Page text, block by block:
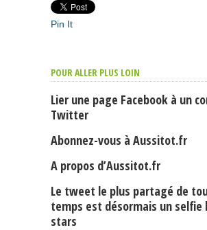
Pin It
POUR ALLER PLUS LOIN
Lier une page Facebook à un
Twitter
Abonnez-vous à Aussitot.fr
A propos d’Aussitot.fr
Le tweet le plus partagé de
temps est désormais un selfie
stars